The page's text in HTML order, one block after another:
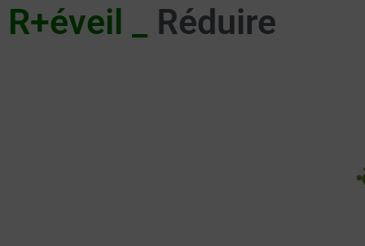
R+éveil _ Réduire